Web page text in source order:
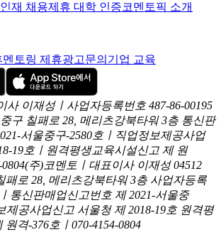
인재 채용제휴 대학 인증코멘토픽 소개
멘토링 제휴광고문의 기업 교육
사 이재성ㅣ사업자등록번호 487-86-00195
구 칠패로 28, 메리츠강북타워 3층 통신판
서울중구-2580호ㅣ직업정보제공사업
19호ㅣ원격평생교육시설신고 제 원
(주)코멘토ㅣ대표이사 이재성 04512
패로 28, 메리츠강북타워 3층 사업자등록
통신판매업신고번호 제 2021-서울중
제공사업신고 서울청 제 2018-19호 원격평
격-376호ㅣ070-4154-0804